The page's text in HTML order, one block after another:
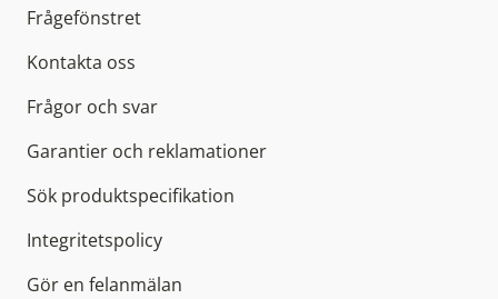
Frågefönstret
Kontakta oss
Frågor och svar
Garantier och reklamationer
Sök produktspecifikation
Integritetspolicy
Gör en felanmälan